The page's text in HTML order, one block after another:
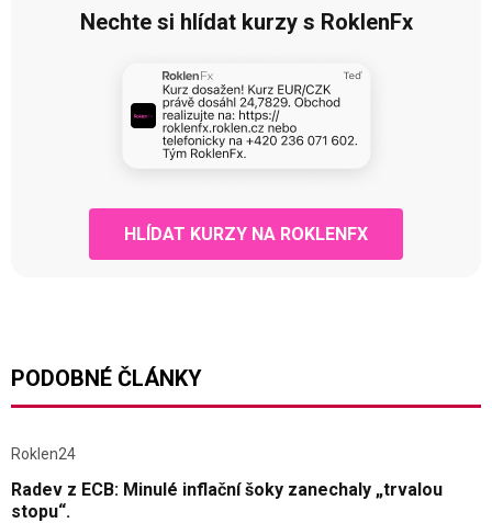
Nechte si hlídat kurzy s RoklenFx
HLÍDAT KURZY NA ROKLENFX
PODOBNÉ ČLÁNKY
Roklen24
Radev z ECB: Minulé inflační šoky zanechaly „trvalou
stopu“.